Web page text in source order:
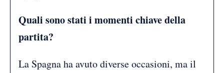
Quali sono stati i momenti chiave della
partita?
La Spagna ha avuto diverse occasioni, ma il